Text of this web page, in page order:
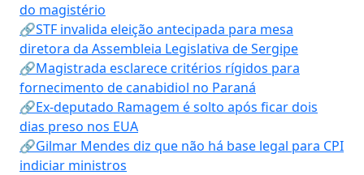
do magistério
🔗STF invalida eleição antecipada para mesa
diretora da Assembleia Legislativa de Sergipe
🔗Magistrada esclarece critérios rígidos para
fornecimento de canabidiol no Paraná
🔗Ex-deputado Ramagem é solto após ficar dois
dias preso nos EUA
🔗Gilmar Mendes diz que não há base legal para CPI
indiciar ministros